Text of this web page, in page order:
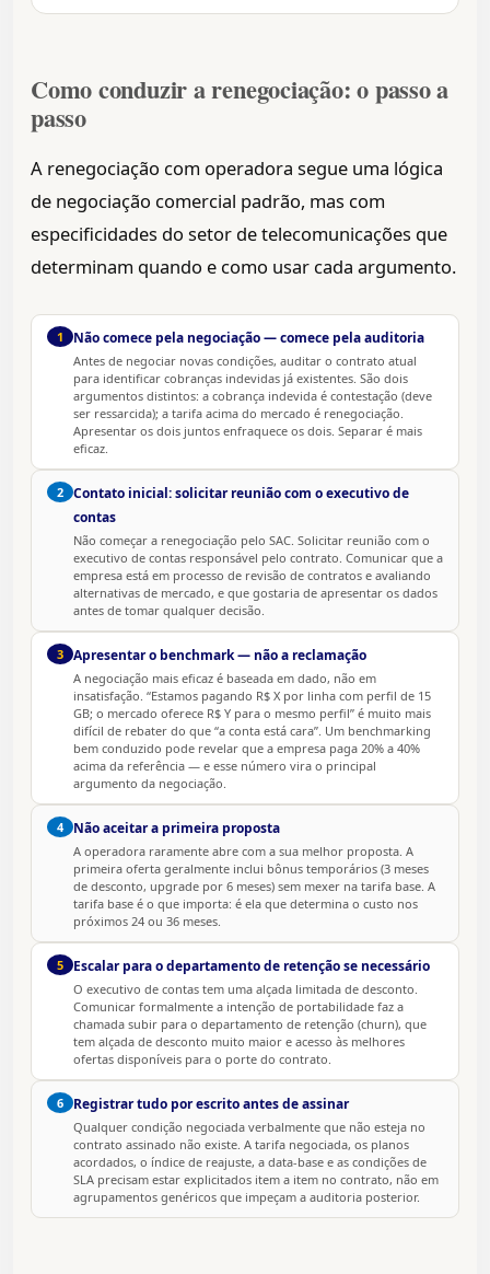
Como conduzir a renegociação: o passo a
passo
A renegociação com operadora segue uma lógica
de negociação comercial padrão, mas com
especificidades do setor de telecomunicações que
determinam quando e como usar cada argumento.
1 Não comece pela negociação — comece pela auditoria
Antes de negociar novas condições, auditar o contrato atual
para identificar cobranças indevidas já existentes. São dois
argumentos distintos: a cobrança indevida é contestação (deve
ser ressarcida); a tarifa acima do mercado é renegociação.
Apresentar os dois juntos enfraquece os dois. Separar é mais
eficaz.
2 Contato inicial: solicitar reunião com o executivo de
contas
Não começar a renegociação pelo SAC. Solicitar reunião com o
executivo de contas responsável pelo contrato. Comunicar que a
empresa está em processo de revisão de contratos e avaliando
alternativas de mercado, e que gostaria de apresentar os dados
antes de tomar qualquer decisão.
3 Apresentar o benchmark — não a reclamação
A negociação mais eficaz é baseada em dado, não em
insatisfação. “Estamos pagando R$ X por linha com perfil de 15
GB; o mercado oferece R$ Y para o mesmo perfil” é muito mais
difícil de rebater do que “a conta está cara”. Um benchmarking
bem conduzido pode revelar que a empresa paga 20% a 40%
acima da referência — e esse número vira o principal
argumento da negociação.
4 Não aceitar a primeira proposta
A operadora raramente abre com a sua melhor proposta. A
primeira oferta geralmente inclui bônus temporários (3 meses
de desconto, upgrade por 6 meses) sem mexer na tarifa base. A
tarifa base é o que importa: é ela que determina o custo nos
próximos 24 ou 36 meses.
5 Escalar para o departamento de retenção se necessário
O executivo de contas tem uma alçada limitada de desconto.
Comunicar formalmente a intenção de portabilidade faz a
chamada subir para o departamento de retenção (churn), que
tem alçada de desconto muito maior e acesso às melhores
ofertas disponíveis para o porte do contrato.
6 Registrar tudo por escrito antes de assinar
Qualquer condição negociada verbalmente que não esteja no
contrato assinado não existe. A tarifa negociada, os planos
acordados, o índice de reajuste, a data-base e as condições de
SLA precisam estar explicitados item a item no contrato, não em
agrupamentos genéricos que impeçam a auditoria posterior.